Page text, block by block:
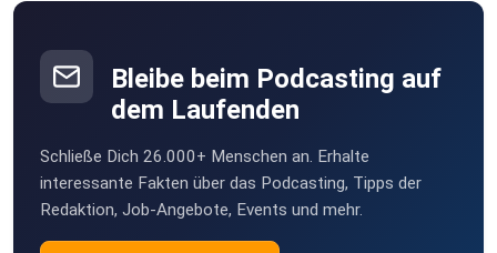
Bleibe beim Podcasting auf
dem Laufenden
Schließe Dich 26.000+ Menschen an. Erhalte
interessante Fakten über das Podcasting, Tipps der
Redaktion, Job-Angebote, Events und mehr.